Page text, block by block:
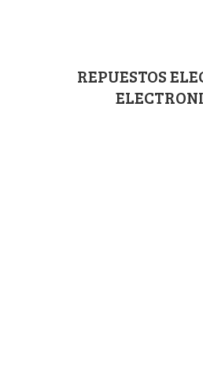
REPUESTOS